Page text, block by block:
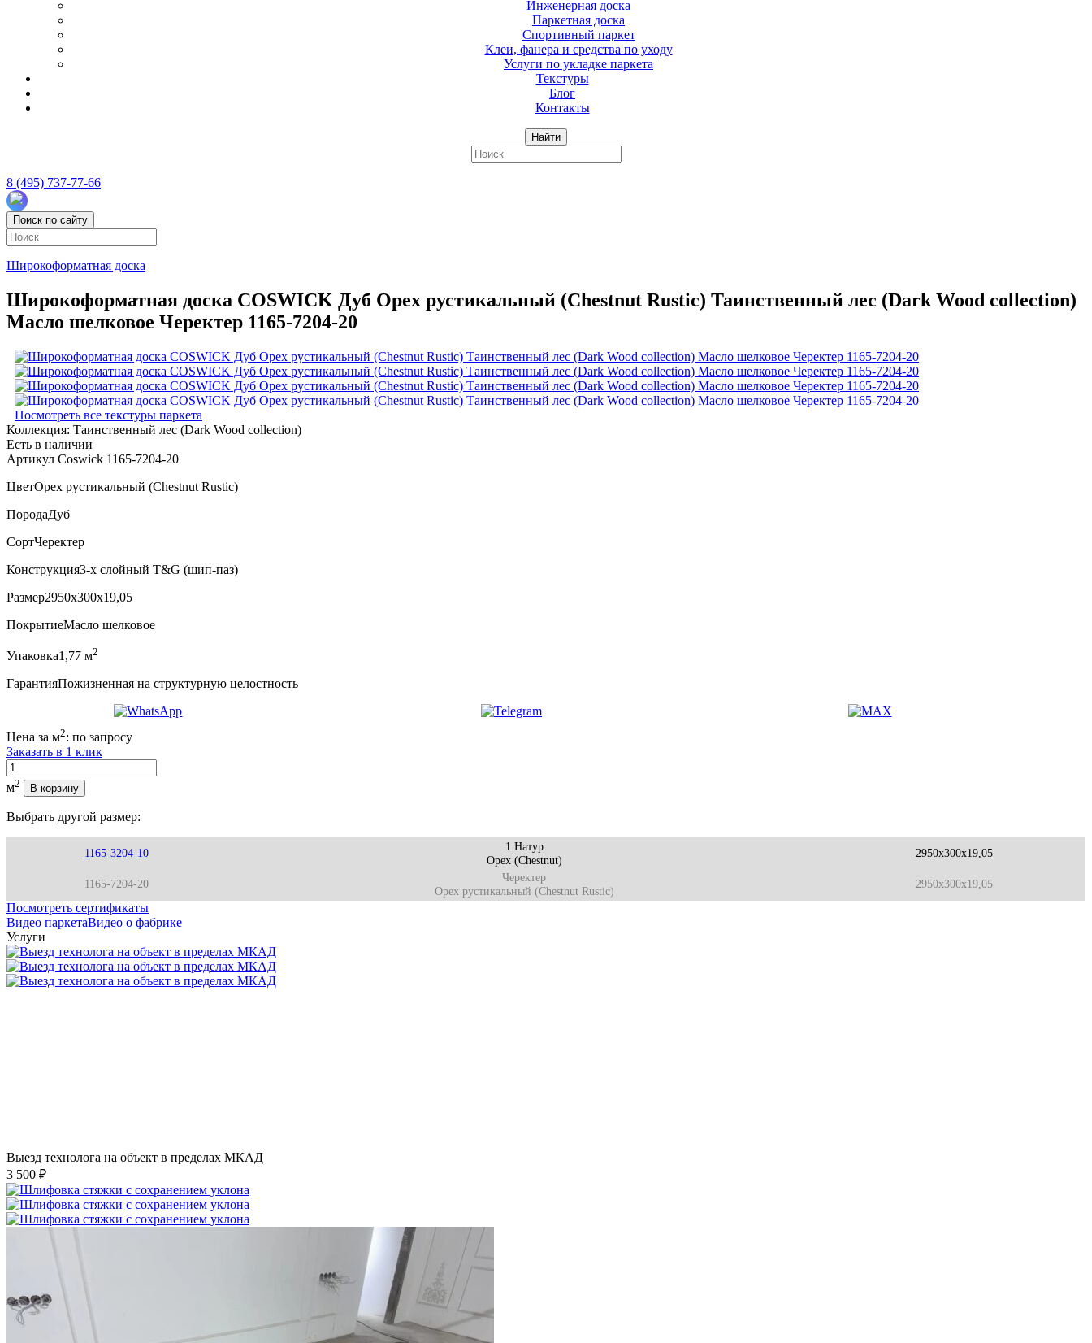
Инженерная доска
Паркетная доска
Спортивный паркет
Клеи, фанера и средства по уходу
Услуги по укладке паркета
Текстуры
Блог
Контакты
Найти
8 (495) 737-77-66
Поиск по сайту
Широкоформатная доска
Широкоформатная доска COSWICK Дуб Орех рустикальный (Chestnut Rustic) Таинственный лес (Dark Wood collection)
Масло шелковое Черектер 1165-7204-20
Посмотреть все текстуры паркета
Коллекция: Таинственный лес (Dark Wood collection)
Есть в наличии
Артикул Coswick 1165-7204-20
ЦветОрех рустикальный (Chestnut Rustic)
ПородаДуб
СортЧеректер
Конструкция3-х слойный T&G (шип-паз)
Размер2950x300x19,05
ПокрытиеМасло шелковое
Упаковка1,77 м2
ГарантияПожизненная на структурную целостность
Цена за м2: по запросу
Заказать в 1 клик
Количество
м2 В корзину
Выбрать другой размер:
1165-3204-10
1 Натур
Орех (Chestnut)
2950x300x19,05
1165-7204-20
Черектер
Орех рустикальный (Chestnut Rustic)
2950x300x19,05
Посмотреть сертификаты
Видео паркетаВидео о фабрике
Услуги
Выезд технолога на объект в пределах МКАД
3 500 ₽